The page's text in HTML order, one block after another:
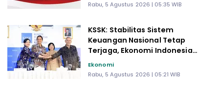
Rabu, 5 Agustus 2026 | 05:35 WIB
KSSK: Stabilitas Sistem
Keuangan Nasional Tetap
Terjaga, Ekonomi Indonesia
Diproyeksi Tumbuh hingga 6
Persen
Ekonomi
Rabu, 5 Agustus 2026 | 05:21 WIB